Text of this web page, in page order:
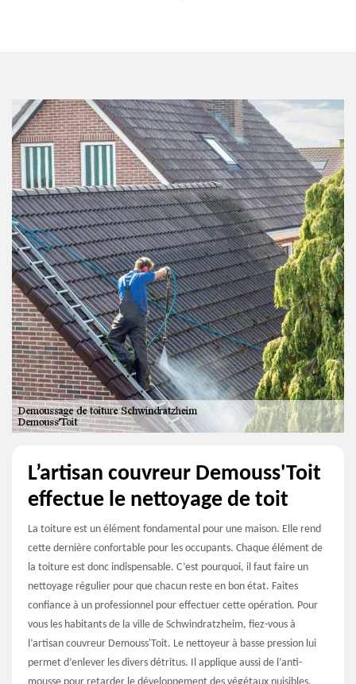
L’artisan couvreur Demouss'Toit
effectue le nettoyage de toit
La toiture est un élément fondamental pour une maison. Elle rend
cette dernière confortable pour les occupants. Chaque élément de
la toiture est donc indispensable. C’est pourquoi, il faut faire un
nettoyage régulier pour que chacun reste en bon état. Faites
confiance à un professionnel pour effectuer cette opération. Pour
vous les habitants de la ville de Schwindratzheim, fiez-vous à
l’artisan couvreur Demouss'Toit. Le nettoyeur à basse pression lui
permet d’enlever les divers détritus. Il applique aussi de l’anti-